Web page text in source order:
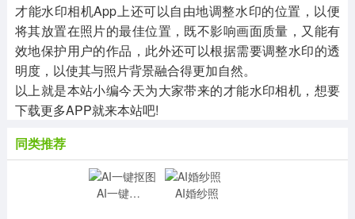
才能水印相机App上还可以自由地调整水印的位置，以便
将其放置在照片的最佳位置，既不影响画面质量，又能有
效地保护用户的作品，此外还可以根据需要调整水印的透
明度，以使其与照片背景融合得更加自然。
以上就是本站小编今天为大家带来的才能水印相机，想要
下载更多APP就来本站吧!
同类推荐
AI一键抠图 AI婚纱照